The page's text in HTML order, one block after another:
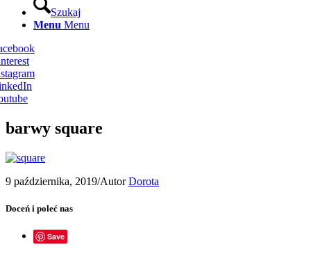
Szukaj
Menu Menu
barwy square
9 października, 2019/AutorDorota
Doceń i poleć nas
Save